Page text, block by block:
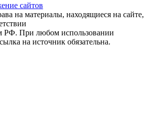
сайтов
на материалы, находящиеся на сайте,
РФ. При любом использовании
на источник обязательна.